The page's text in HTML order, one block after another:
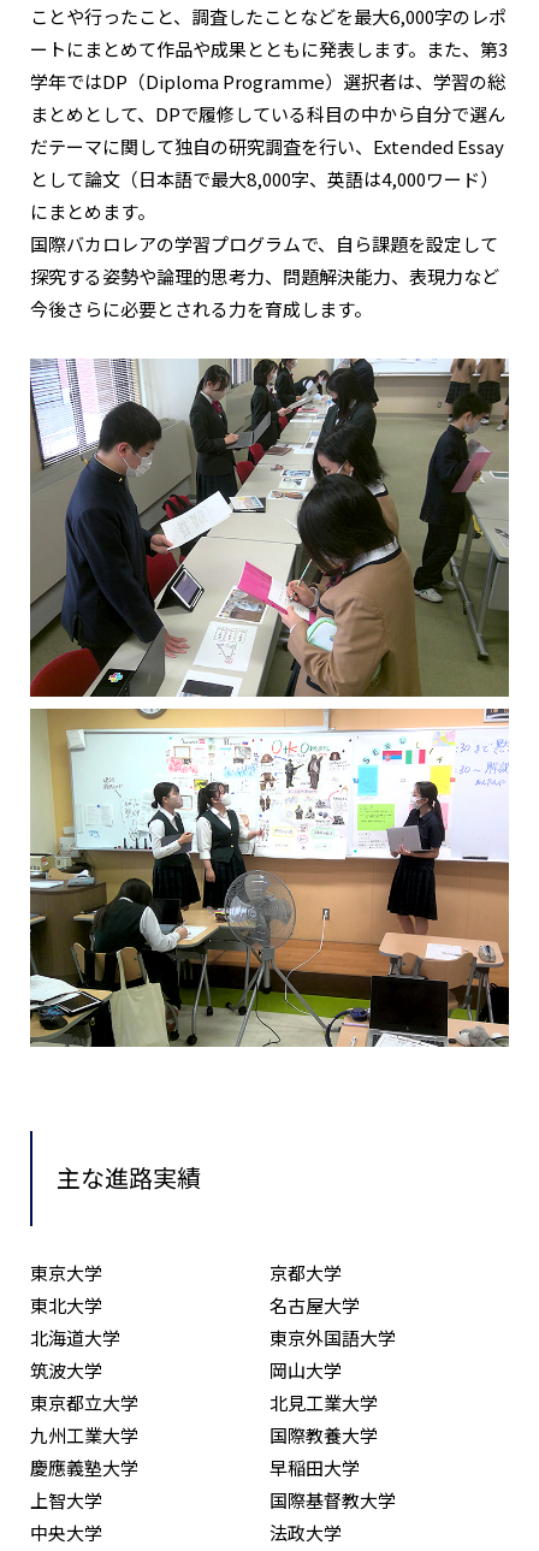
ことや行ったこと、調査したことなどを最大6,000字のレポ
ートにまとめて作品や成果とともに発表します。また、第3
学年ではDP（Diploma Programme）選択者は、学習の総
まとめとして、DPで履修している科目の中から自分で選ん
だテーマに関して独自の研究調査を行い、Extended Essay
として論文（日本語で最大8,000字、英語は4,000ワード）
にまとめます。
国際バカロレアの学習プログラムで、自ら課題を設定して
探究する姿勢や論理的思考力、問題解決能力、表現力など
今後さらに必要とされる力を育成します。
主な進路実績
東京大学
京都大学
東北大学
名古屋大学
北海道大学
東京外国語大学
筑波大学
岡山大学
東京都立大学
北見工業大学
九州工業大学
国際教養大学
慶應義塾大学
早稲田大学
上智大学
国際基督教大学
中央大学
法政大学